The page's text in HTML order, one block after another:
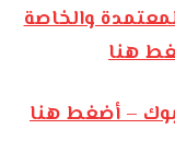
والخاصة
هنا
– أضغط هنا